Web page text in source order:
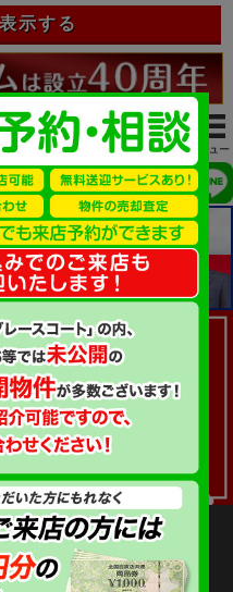
示する
グイン login
条件付き売地 全７